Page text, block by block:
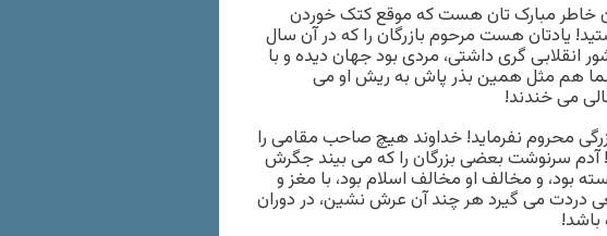
خاطر مبارک تان هست که موقع کتک خوردن
یادتان هست مرحوم بازرگان را که در آن سال
گرى داشتى، مردى بود جهان دیده و با
هم مثل همین بذر پاش به ریش او مى
مى خندند!
محروم نفرماید! خداوند هیچ صاحب مقامى را
آدم سرنوشت بعضى بزرگان را که مى بیند جگرش
و مخالف او مخالف اسلام بود، با مغز و
دردت مى گیرد هر چند آن عرش نشین، در دوران
باشد!